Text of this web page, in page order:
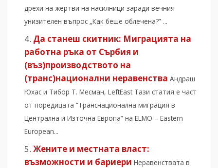
дрехи на жертви на насилници заради вечния
унизителен въпрос „Как беше облечена?” ...
Да станеш скитник: Миграцията на
работна ръка от Сърбия и
(въз)производството на
(транс)национални неравенства Андраш
Юхас и Тибор Т. Месман, LeftEast Тази статия е част
от поредицата “Транснационална миграция в
Централна и Източна Европа“ на ELMO – Eastern
European...
Жените и местната власт:
възможности и бариери Неравенствата в